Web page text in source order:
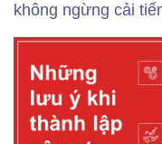
không ngừng cải